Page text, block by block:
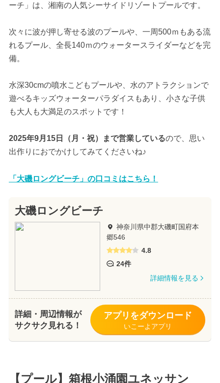
ーチ」は、湘南の人気シーサイドリゾートプールです。
次々に波が押し寄せる波のプールや、一周500ｍもある流
れるプール、全長140ｍのウォータースライダーなどを完
備。
水深30cmの噴水こどもプールや、水のアトラクションで
遊べるキッズウォーターパラダイスもあり、小さな子供
も大人も大満足のスポットです！
2025年9月15日（月・祝）まで営業しているので、思い
出作りにおでかけしてみてくださいね♪
「大磯ロングビーチ」の口コミはこちら！
大磯ロングビーチ
神奈川県中郡大磯町国府本
郷546
4.8
24件
詳細情報を見る
詳細・周辺情報が
サクサク見れる！
アプリをダウンロード
いこーよアプリ
【プール】箱根小涌園ユネッサン